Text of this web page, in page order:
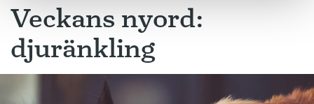
Veckans nyord:
djuränkling